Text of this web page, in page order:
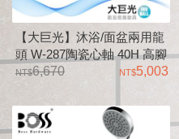
【大巨光】沐浴/面盆兩用龍
頭 W-287陶瓷心軸 40H 高腳
搭配單段式蓮蓬頭 全套零件
6,670 5,003